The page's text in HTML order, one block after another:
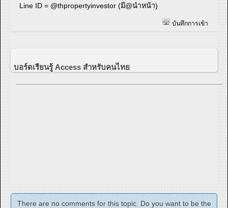
Line ID = @thpropertyinvestor (มี@นำหน้า)
บันทึกการเข้า
บอร์ดเรียนรู้ Access สำหรับคนไทย
There are no comments for this topic. Do you want to be the